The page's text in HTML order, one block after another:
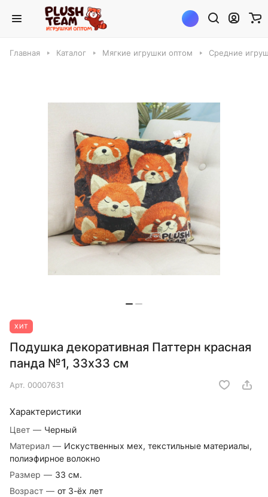
Главная Каталог Мягкие игрушки оптом Средние
ХИТ
Подушка декоративная Паттерн красная
панда №1, 33х33 см
Арт. 00007631
Характеристики
Цвет — Черный
Материал — Искуственных мех, текстильные материалы,
полиэфирное волокно
Размер — 33 см.
Возраст — от 3-ёх лет